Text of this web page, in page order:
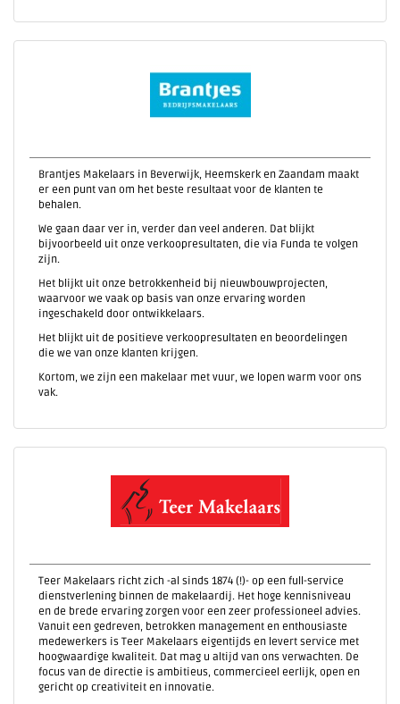
Brantjes Makelaars in Beverwijk, Heemskerk en Zaandam maakt
er een punt van om het beste resultaat voor de klanten te
behalen.
We gaan daar ver in, verder dan veel anderen. Dat blijkt
bijvoorbeeld uit onze verkoopresultaten, die via Funda te volgen
zijn.
Het blijkt uit onze betrokkenheid bij nieuwbouwprojecten,
waarvoor we vaak op basis van onze ervaring worden
ingeschakeld door ontwikkelaars.
Het blijkt uit de positieve verkoopresultaten en beoordelingen
die we van onze klanten krijgen.
Kortom, we zijn een makelaar met vuur, we lopen warm voor ons
vak.
Teer Makelaars richt zich -al sinds 1874 (!)- op een full-service
dienstverlening binnen de makelaardij. Het hoge kennisniveau
en de brede ervaring zorgen voor een zeer professioneel advies.
Vanuit een gedreven, betrokken management en enthousiaste
medewerkers is Teer Makelaars eigentijds en levert service met
hoogwaardige kwaliteit. Dat mag u altijd van ons verwachten. De
focus van de directie is ambitieus, commercieel eerlijk, open en
gericht op creativiteit en innovatie.